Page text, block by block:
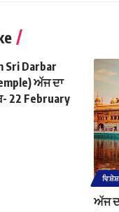
Sri Darbar
ਅੱਜ ਦਾ
22 February
ਵਿਸ਼ੇਸ਼
ਅੱਜ